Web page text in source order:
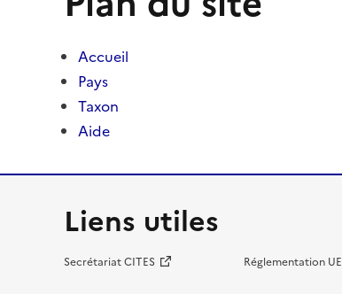
Accueil
Pays
Taxon
Aide
Liens utiles
Secrétariat CITES Réglementation UE